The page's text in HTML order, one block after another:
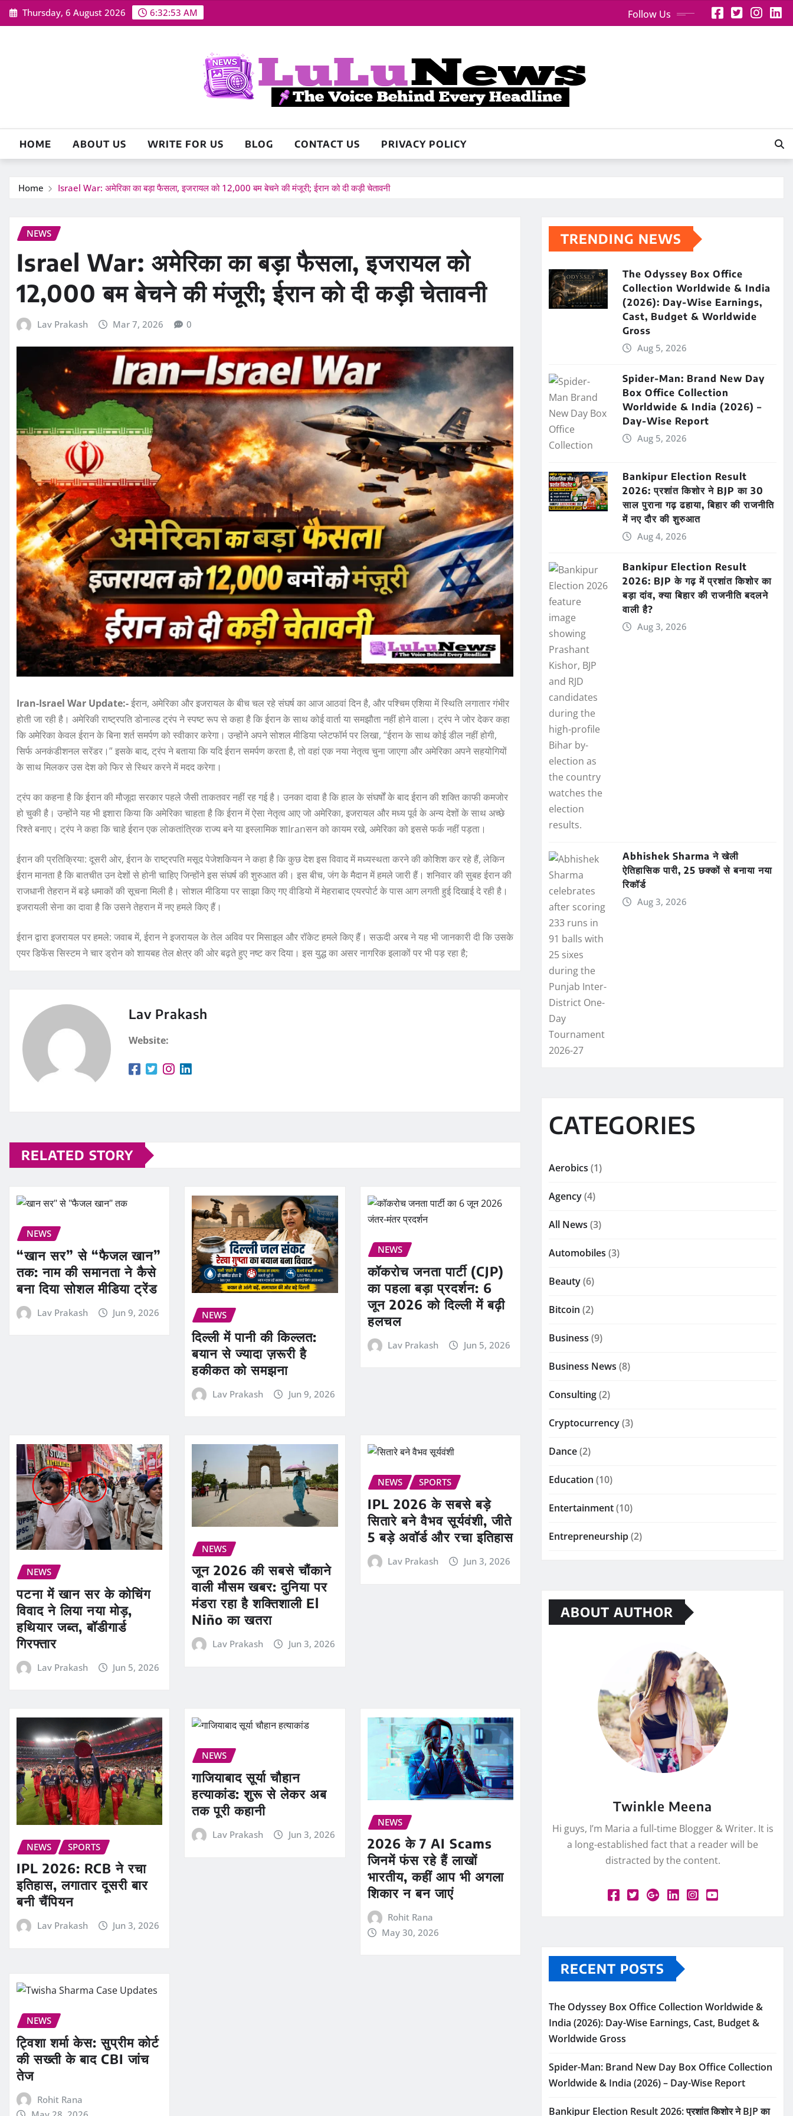
Skip
to
Thursday, 6 August 2026 6:32:54 AM Follow Us
HOME ABOUT US WRITE FOR US BLOG CONTACT US PRIVACY POLICY
Home Israel War: अमेरिका का बड़ा फैसला, इजरायल को 12,000 बम बेचने की मंजूरी; ईरान को दी कड़ी चेतावनी
NEWS
Israel War: अमेरिका का बड़ा फैसला, इजरायल को
12,000 बम बेचने की मंजूरी; ईरान को दी कड़ी चेतावनी
Lav Prakash Mar 7, 2026 0
Iran-Israel War Update:-ईरान, अमेरिका और इजरायल के बीच चल रहे संघर्ष का आज आठवां दिन है, और पश्चिम एशिया में स्थिति लगातार गंभीर
होती जा रही है। अमेरिकी राष्ट्रपति डोनाल्ड ट्रंप ने स्पष्ट रूप से कहा है कि ईरान के साथ कोई वार्ता या समझौता नहीं होने वाला। ट्रंप ने जोर देकर कहा
कि अमेरिका केवल ईरान के बिना शर्त समर्पण को स्वीकार करेगा। उन्होंने अपने सोशल मीडिया प्लेटफॉर्म पर लिखा, “ईरान के साथ कोई डील नहीं होगी,
सिर्फ अनकंडीशनल सरेंडर।” इसके बाद, ट्रंप ने बताया कि यदि ईरान समर्पण करता है, तो वहां एक नया नेतृत्व चुना जाएगा और अमेरिका अपने सहयोगियों
के साथ मिलकर उस देश को फिर से स्थिर करने में मदद करेगा।
ट्रंप का कहना है कि ईरान की मौजूदा सरकार पहले जैसी ताकतवर नहीं रह गई है। उनका दावा है कि हाल के संघर्षों के बाद ईरान की शक्ति काफी कमजोर
हो चुकी है। उन्होंने यह भी इशारा किया कि अमेरिका चाहता है कि ईरान में ऐसा नेतृत्व आए जो अमेरिका, इजरायल और मध्य पूर्व के अन्य देशों के साथ अच्छे
रिश्ते बनाए। ट्रंप ने कहा कि चाहे ईरान एक लोकतांत्रिक राज्य बने या इस्लामिक शाIranसन को कायम रखे, अमेरिका को इससे फर्क नहीं पड़ता।
ईरान की प्रतिक्रिया: दूसरी ओर, ईरान के राष्ट्रपति मसूद पेजेशकियन ने कहा है कि कुछ देश इस विवाद में मध्यस्थता करने की कोशिश कर रहे हैं, लेकिन
ईरान मानता है कि बातचीत उन देशों से होनी चाहिए जिन्होंने इस संघर्ष की शुरुआत की। इस बीच, जंग के मैदान में हमले जारी हैं। शनिवार की सुबह ईरान की
राजधानी तेहरान में बड़े धमाकों की सूचना मिली है। सोशल मीडिया पर साझा किए गए वीडियो में मेहराबाद एयरपोर्ट के पास आग लगती हुई दिखाई दे रही है।
इजरायली सेना का दावा है कि उसने तेहरान में नए हमले किए हैं।
ईरान द्वारा इजरायल पर हमले: जवाब में, ईरान ने इजरायल के तेल अविव पर मिसाइल और रॉकेट हमले किए हैं। सऊदी अरब ने यह भी जानकारी दी कि उसके
एयर डिफेंस सिस्टम ने चार ड्रोन को शायबह तेल क्षेत्र की ओर बढ़ते हुए नष्ट कर दिया। इस युद्ध का असर नागरिक इलाकों पर भी पड़ रहा है;
Lav Prakash
Website:
RELATED STORY
NEWS
“खान सर” से “फैजल खान”
तक: नाम की समानता ने कैसे
बना दिया सोशल मीडिया ट्रेंड
Lav Prakash Jun 9, 2026 NEWS
दिल्ली में पानी की किल्लत:
बयान से ज्यादा ज़रूरी है
हकीकत को समझना
Lav Prakash Jun 9, 2026
NEWS
कॉकरोच जनता पार्टी (CJP)
का पहला बड़ा प्रदर्शन: 6
जून 2026 को दिल्ली में बढ़ी
हलचल
Lav Prakash Jun 5, 2026
NEWS
पटना में खान सर के कोचिंग
विवाद ने लिया नया मोड़,
हथियार जब्त, बॉडीगार्ड
गिरफ्तार
Lav Prakash Jun 5, 2026
NEWS
जून 2026 की सबसे चौंकाने
वाली मौसम खबर: दुनिया पर
मंडरा रहा है शक्तिशाली El
Niño का खतरा
Lav Prakash Jun 3, 2026
NEWS SPORTS
IPL 2026 के सबसे बड़े
सितारे बने वैभव सूर्यवंशी, जीते
5 बड़े अवॉर्ड और रचा इतिहास
Lav Prakash Jun 3, 2026
NEWS SPORTS
IPL 2026: RCB ने रचा
इतिहास, लगातार दूसरी बार
बनी चैंपियन
Lav Prakash Jun 3, 2026
NEWS
गाजियाबाद सूर्या चौहान
हत्याकांड: शुरू से लेकर अब
तक पूरी कहानी
Lav Prakash Jun 3, 2026
NEWS
2026 के 7 AI Scams
जिनमें फंस रहे हैं लाखों
भारतीय, कहीं आप भी अगला
शिकार न बन जाएं
Rohit Rana
May 30, 2026
NEWS
ट्विशा शर्मा केस: सुप्रीम कोर्ट
की सख्ती के बाद CBI जांच
तेज
Rohit Rana
TRENDING NEWS
The Odyssey Box Office
Collection Worldwide & India
(2026): Day-Wise Earnings,
Cast, Budget & Worldwide
Gross
Aug 5, 2026
Spider-Man: Brand New Day
Box Office Collection
Worldwide & India (2026) –
Day-Wise Report
Aug 5, 2026
Bankipur Election Result
2026: प्रशांत किशोर ने BJP का 30
साल पुराना गढ़ ढहाया, बिहार की राजनीति
में नए दौर की शुरुआत
Aug 4, 2026
Bankipur Election Result
2026: BJP के गढ़ में प्रशांत किशोर का
बड़ा दांव, क्या बिहार की राजनीति बदलने
वाली है?
Aug 3, 2026
Abhishek Sharma ने खेली
ऐतिहासिक पारी, 25 छक्कों से बनाया नया
रिकॉर्ड
Aug 3, 2026
CATEGORIES
Aerobics (1)
Agency(4)
All News (3)
Automobiles (3)
Beauty(6)
Bitcoin (2)
Business (9)
Business News (8)
Consulting(2)
Cryptocurrency(3)
Dance(2)
Education (10)
Entertainment(10)
Entrepreneurship(2)
ABOUT AUTHOR
Twinkle Meena
Hi guys, I’m Maria a full-time Blogger & Writer. It is
a long-established fact that a reader will be
distracted by the content.
RECENT POSTS
The Odyssey Box Office Collection Worldwide &
India (2026): Day-Wise Earnings, Cast, Budget &
Worldwide Gross
Spider-Man: Brand New Day Box Office Collection
Worldwide & India (2026) – Day-Wise Report
Bankipur Election Result 2026: प्रशांत किशोर ने BJP का